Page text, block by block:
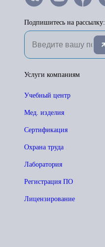
Подпишитесь на рассылку:
Услуги компаниям
Учебный центр
Мед. изделия
Сертификация
Охрана труда
Лаборатория
Регистрация ПО
Лицензирование